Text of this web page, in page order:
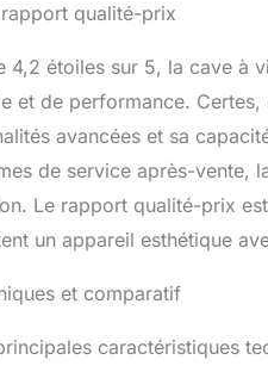
qualité-prix
4,2 étoiles sur 5, la cave à
et de performance.
avancées et sa
de service après-vente,
Le rapport qualité-prix
un appareil esthétique
et comparatif
caractéristiques